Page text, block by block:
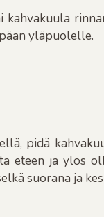
yläpuolelle.
pidä
eteen ja ylös
suorana ja